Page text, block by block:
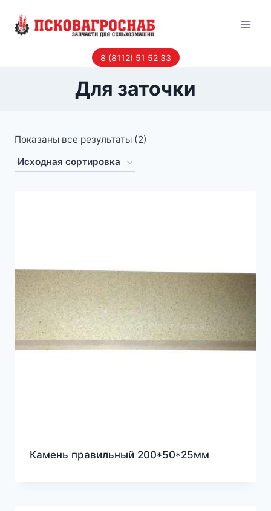
8 (8112) 51 52 33
Для заточки
Показаны все результаты (2)
Камень правильный 200*50*25мм